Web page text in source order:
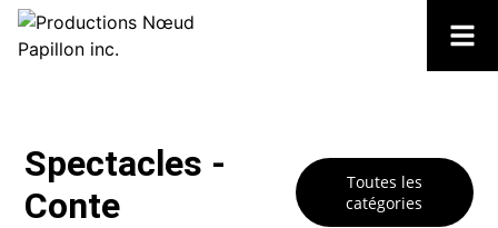
Spectacles -
Conte
Toutes les
catégories